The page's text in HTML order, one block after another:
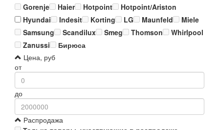
Gorenje
Haier Hotpoint
Hotpoint/Ariston
Hyundai
Indesit Korting LG Maunfeld
Miele
Samsung
Scandilux Smeg Thomson
Whirlpool
Zanussi
Бирюса
Цена, руб
от
до
Распродажа